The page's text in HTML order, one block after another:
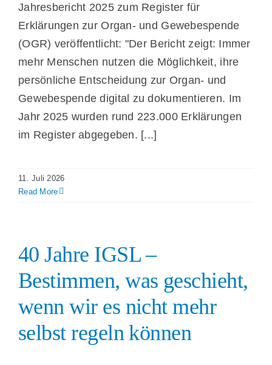
Jahresbericht 2025 zum Register für
Erklärungen zur Organ- und Gewebespende
(OGR) veröffentlicht: "Der Bericht zeigt: Immer
mehr Menschen nutzen die Möglichkeit, ihre
persönliche Entscheidung zur Organ- und
Gewebespende digital zu dokumentieren. Im
Jahr 2025 wurden rund 223.000 Erklärungen
im Register abgegeben. [...]
11. Juli 2026
Read More
40 Jahre IGSL –
Bestimmen, was geschieht,
wenn wir es nicht mehr
selbst regeln können